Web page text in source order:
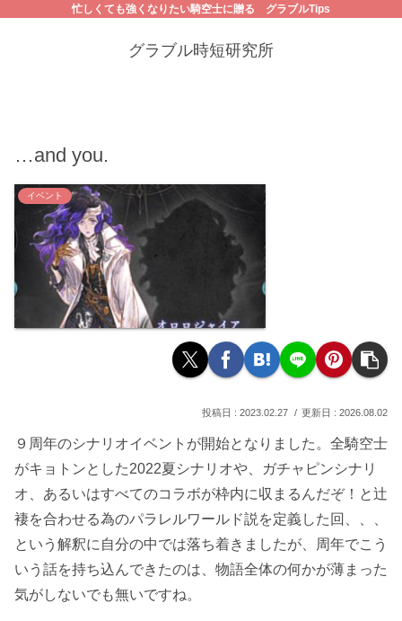
忙しくても強くなりたい騎空士に贈る グラブルTips
グラブル時短研究所
…and you.
イベント
2023.02.27 2026.08.02
９周年のシナリオイベントが開始となりました。全騎空士
がキョトンとした2022夏シナリオや、ガチャピンシナリ
オ、あるいはすべてのコラボが枠内に収まるんだぞ！と辻
褄を合わせる為のパラレルワールド説を定義した回、、、
という解釈に自分の中では落ち着きましたが、周年でこう
いう話を持ち込んできたのは、物語全体の何かが薄まった
気がしないでも無いですね。